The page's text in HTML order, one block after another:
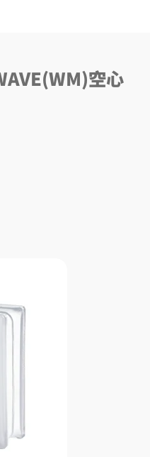
空心